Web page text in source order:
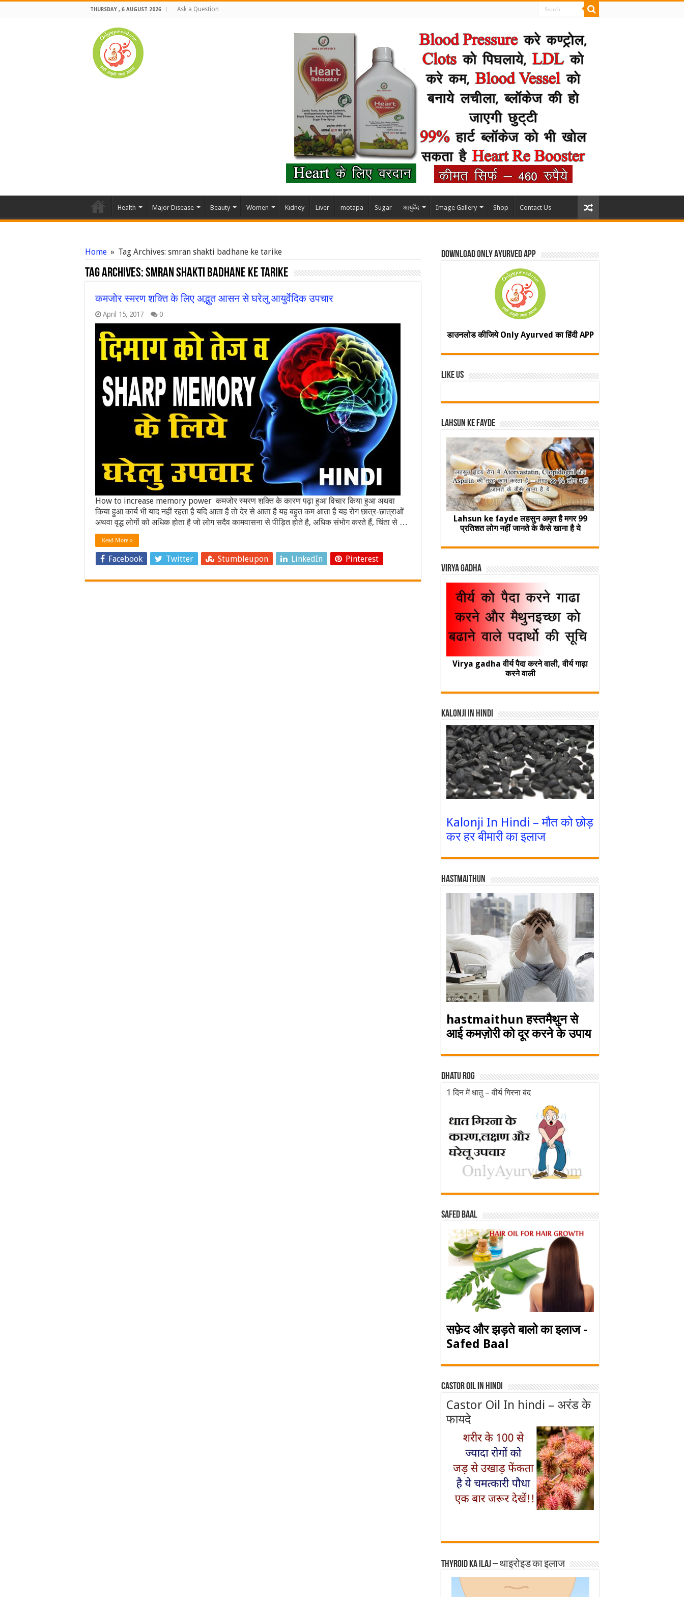
THURSDAY , 6 AUGUST 2026 Ask a Question
Health Major Disease Beauty Women Kidney Liver motapa Sugar आयुर्वेद Image Gallery Shop Contact Us
Home » Tag Archives: smran shakti badhane ke tarike
Tag Archives:smran shakti badhane ke tarike
कमजोर स्मरण शक्ति के लिए अद्भुत आसन से घरेलु आयुर्वेदिक उपचार
April 15, 2017 0
How to increase memory power कमजोर स्मरण शक्ति के कारण पढ़ा हुआ विचार किया हुआ अथवा
किया हुआ कार्य भी याद नहीं रहता है यदि आता है तो देर से आता है यह बहुत कम आता है यह रोग छात्र-छात्राओं
अथवा वृद्ध लोगों को अधिक होता है जो लोग सदैव कामवासना से पीड़ित होते है, अधिक संभोग करते हैं, चिंता से …
Read More »
Facebook Twitter Stumbleupon LinkedIn Pinterest
Download Only Ayurved App
डाउनलोड कीजिये Only Ayurved का हिंदी APP
Like Us
Lahsun ke fayde
Lahsun ke fayde लहसुन अमृत है मगर 99
प्रतिशत लोग नहीं जानते के कैसे खाना है ये
Virya Gadha
Virya gadha वीर्य पैदा करने वाली, वीर्य गाढ़ा
करने वाली
Kalonji In Hindi
Kalonji In Hindi – मौत को छोड़
कर हर बीमारी का इलाज
Hastmaithun
hastmaithun हस्तमैथुन से
आई कमज़ोरी को दूर करने के उपाय
Dhatu rog
1 दिन में धातु – वीर्य गिरना बंद
Safed baal
सफ़ेद और झड़ते बालो का इलाज -
Safed Baal
Castor Oil In Hindi
Castor Oil In hindi – अरंड के
फायदे
Thyroid ka ilaj – थाइरोइड का इलाज